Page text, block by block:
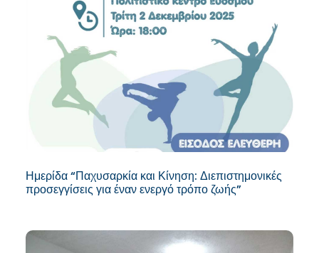
Ημερίδα “Παχυσαρκία και Κίνηση: Διεπιστημονικές
προσεγγίσεις για έναν ενεργό τρόπο ζωής”